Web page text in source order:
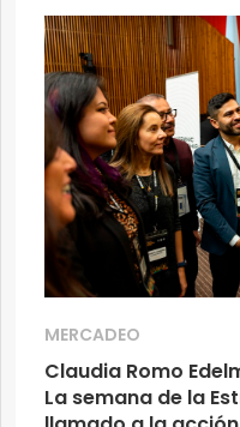
MERCADEO
Claudia Romo
La semana de la